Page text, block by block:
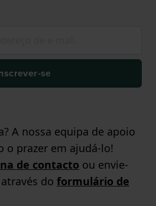
se
A nossa equipa de apoio
o prazer em ajudá-lo!
de contacto ou envie-
do formulário de